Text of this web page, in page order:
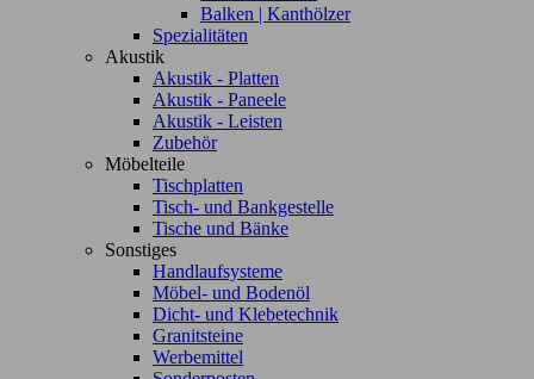
Balken | Kanthölzer
Spezialitäten
Akustik
Akustik - Platten
Akustik - Paneele
Akustik - Leisten
Zubehör
Möbelteile
Tischplatten
Tisch- und Bankgestelle
Tische und Bänke
Sonstiges
Handlaufsysteme
Möbel- und Bodenöl
Dicht- und Klebetechnik
Granitsteine
Werbemittel